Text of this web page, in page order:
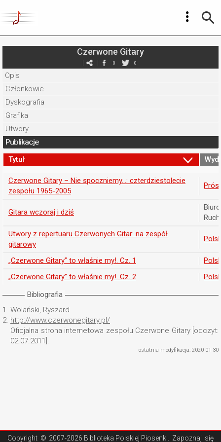
Czerwone Gitary
0 0
Opis
Członkowie
Dyskografia
Grafika
Utwory
Publikacje
Tytuł
Czerwone Gitary – Nie spoczniemy...: czterdziestolecie
zespołu 1965-2005
Gitara wczoraj i dziś
Utwory z repertuaru Czerwonych Gitar: na zespół
gitarowy
„Czerwone Gitary” to właśnie my!. Cz. 1
„Czerwone Gitary” to właśnie my!. Cz. 2
Bibliografia
1. Wolański, Ryszard
2. http://www.czerwonegitary.pl/
Oficjalna strona internetowa zespołu Czerwone Gitary [odczyt:
02.07.2011].
ostatnia modyfikacja: 2020-01-30
Copyright © 2007-2026 Biblioteka Polskiej Piosenki . Zapoznaj się